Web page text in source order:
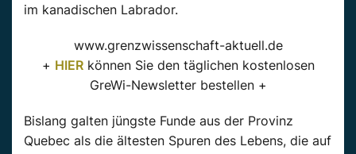
im kanadischen Labrador.
www.grenzwissenschaft-aktuell.de
+ HIERkönnen Sie den täglichen kostenlosen
GreWi-Newsletter bestellen +
Bislang galten jüngste Funde aus der Provinz
Quebec als die ältesten Spuren des Lebens, die auf